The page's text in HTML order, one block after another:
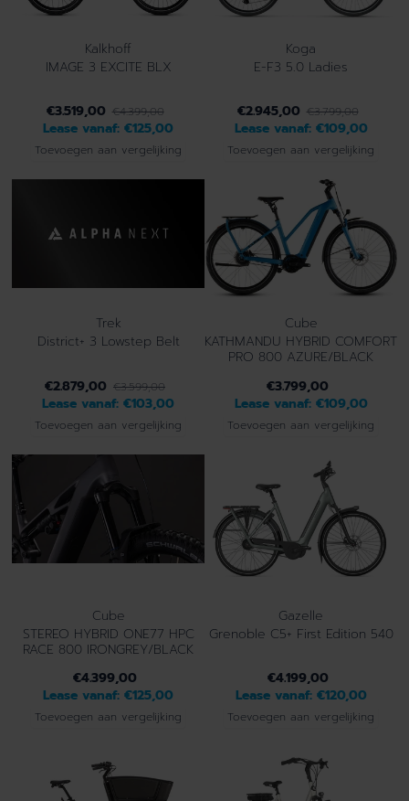
Kalkhoff
IMAGE 3 EXCITE BLX
€3.519,00 €4.399,00
Lease vanaf: €125,00
Toevoegen aan vergelijking
Koga
E-F3 5.0 Ladies
€2.945,00 €3.799,00
Lease vanaf: €109,00
Toevoegen aan vergelijking
Trek
District+ 3 Lowstep Belt
€2.879,00 €3.599,00
Lease vanaf: €103,00
Toevoegen aan vergelijking
Cube
KATHMANDU HYBRID COMFORT
PRO 800 AZURE/BLACK
€3.799,00
Lease vanaf: €109,00
Toevoegen aan vergelijking
Cube
STEREO HYBRID ONE77 HPC
RACE 800 IRONGREY/BLACK
€4.399,00
Lease vanaf: €125,00
Toevoegen aan vergelijking
Gazelle
Grenoble C5+ First Edition 540
€4.199,00
Lease vanaf: €120,00
Toevoegen aan vergelijking